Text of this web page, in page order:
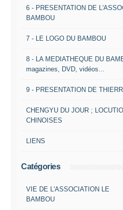
6 - PRESENTATION DE
BAMBOU
7 - LE LOGO DU BAMBOU
8 - LA MEDIATHEQUE DU
magazines, DVD, vidéos...
9 - PRESENTATION DE
CHENGYU DU JOUR ;
CHINOISES
LIENS
Catégories
VIE DE L'ASSOCIATION LE
BAMBOU